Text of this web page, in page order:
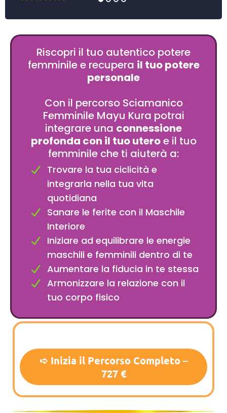
Riscopri il tuo autentico potere
femminile e recupera il tuo potere
personale
Con il percorso Sciamanico
Femminile Mayu Kura potrai
integrare una connessione
profonda con il tuo uteroe il tuo
femminile che ti aiuterà a:
Trovare la tua ciclicità e
integrarla nella tua vita
quotidiana
Sanare le ferite con il Maschile
Interiore
Iniziare ad equilibrare le energie
maschili e femminili dentro di te
Aumentare la fiducia in te stessa
Armonizzare la relazione con il
tuo corpo fisico
➪ Inizia il Percorso Completo –
727 €